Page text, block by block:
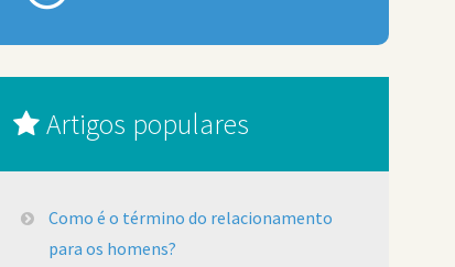
Artigos populares
Como é o término do relacionamento
para os homens?